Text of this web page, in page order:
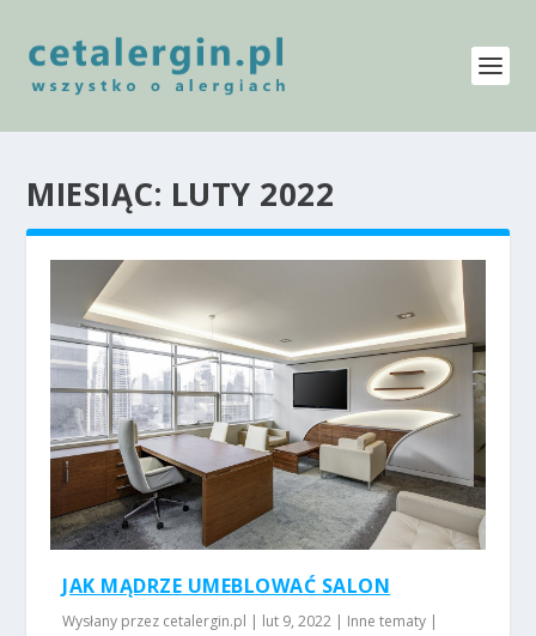
MIESIĄC: LUTY 2022
JAK MĄDRZE UMEBLOWAĆ SALON
Wysłany przez cetalergin.pl | lut 9, 2022 | Inne tematy |